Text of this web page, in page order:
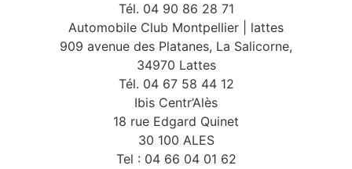
Tél. 04 90 86 28 71
Automobile Club Montpellier | lattes
909 avenue des Platanes, La Salicorne,
34970 Lattes
Tél. 04 67 58 44 12
Ibis Centr’Alès
18 rue Edgard Quinet
30 100 ALES
Tel : 04 66 04 01 62